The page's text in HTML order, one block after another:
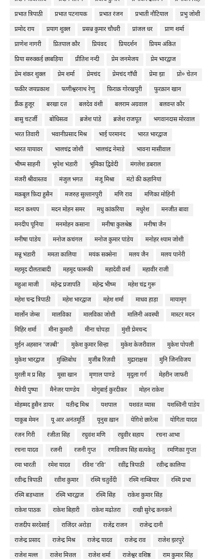
प्रभात त्रिपाठी
प्रभात पटनायक प्रभात रंजन प्रभाती नौटियाल
प्रभु जोशी
प्रमोद राय
प्रयाग शुक्ल प्रसन्न कुमार चौधरी प्रांजल धर
प्राण शर्मा
प्राणेश नागरी
प्रितपाल कौर प्रियंवद प्रियदर्शन
प्रियम अंकित
प्रिया सरुक्कई छाबड़िया
प्रीतिश नन्दी प्रेम जनमेजय
प्रेम भारद्वाज
प्रेम शंकर शुक्ल
प्रेम शर्मा प्रेमचंद प्रेमचंद गाँधी प्रेमा झा
प्रो० चेतन
फकीर जयप्रकाश
फणीश्वरनाथ रेणु फ़िराक़ गोरखपुरी
फुरक़ान खान
फ्रैंक हुजूर
बरखा दत्त बलदेव वंशी बलराम अग्रवाल
बलवन्त कौर
बासु चटर्जी
बोधिसत्व ब्रजेश पांडे ब्रजेश राजपूत
भगवानदास मोरवाल
भरत तिवारी
भवानीप्रसाद मिश्र भाई परमानंद
भारत भारद्वाज
भारत यायावर
भालचंद्र जोशी भालचंद्र नेमाडे
भावना मासीवाल
भीष्म साहनी
भूपेश भंडारी भूमिका द्विवेदी
मंगलेश डबराल
मंजरी श्रीवास्तव
मंजुल भगत मंजू मिश्रा
मंटो की कहानियां
मक़बूल फ़िदा हुसैन
मजरुह सुल्तानपुरी मणि राव
मणिका मोहिनी
मदन कश्यप
मदन मोहन समर मधु कांकरिया मधुरेश
मनजीत बावा
मनदीप पूनिया
मनमोहन कसाना मनीषा कुलश्रेष्ठ
मनीषा जैन
मनीषा पांडेय
मनोज कचंगल मनोज कुमार पांडेय
मनोहर श्याम जोशी
मन्नू भंडारी
ममता कालिया मयंक सक्सेना मलय जैन
मलय पानेरी
महमूद दौलताबादी
महमूद फारूकी महादेवी वर्मा
महावीर राजी
महुआ माजी
महेन्द्र प्रजापति महेन्द्र भीष्म
महेश चंद्र गुरू
महेश चन्द्र त्रिपाठी
महेश भारद्वाज महेश शर्मा माधव हाड़ा
मायामृग
मार्लोन जेम्स
मालविका मालविका जोशी मालिनी अवस्थी
मास्टर मदन
मिहिर शर्मा
मीना कुमारी मीना चोपड़ा
मुंशी प्रेमचन्द
मुईन अहसान 'जज़्बी'
मुकेश कुमार सिन्हा मुकेश केजरीवाल
मुकेश पोपली
मुकेश भारद्वाज
मुक्तिबोध मुजीब रिज़वी मुद्राराक्षस
मुनि जिनविजय
मुरली म प्र सिंह
मूसा खान मृणाल पाण्डे मृदुला गर्ग
मेहरीन जाफरी
मैत्रेयी पुष्पा
मैनेजर पाण्डेय मोगुबाई कुरदीकर
मोहन राकेश
मोहम्मद हुसैन डायर
यतीन्द्र मिश्र यशपाल यशवंत व्यास
यशस्विनी पांडेय
याकूब मेमन
यू आर अनंतमूर्ति यूनुस ख़ान येग़िशे छारेंत्स
योगिता यादव
रंजन गिरी
रंजीता सिंह रघुवंश मणि रघुवीर सहाय
रचना आभा
रचना यादव
रजनी रजनी गुप्त रणविजय सिंह सत्यकेतु
रमणिका गुप्ता
रमा भारती
रमेश यादव रविश ‘रवि’ रवींद्र त्रिपाठी
रवीन्द्र कालिया
रवीन्द्र त्रिपाठी
रवीश कुमार रश्मि चतुर्वेदी रश्मि नाम्बियार
रश्मि प्रभा
रश्मि बड़थ्वाल
रश्मि भारद्वाज रश्मि सिंह
राकेश कुमार सिंह
राकेश पाठक
राकेश बिहारी राकेश मढोतरा
राखी सुरेन्द्र कनकने
राजदीप सरदेसाई
राजिंदर अरोड़ा राजेंद्र राजन
राजेन्द्र दानी
राजेन्द्र प्रसाद
राजेन्द्र मिश्र राजेन्द्र यादव राजेन्द्र राव
राजेश झरपुरे
राजेश मल्ल
राजेश मित्तल राजेश शर्मा राजेश्वर वशिष्ठ
राम कुमार सिंह